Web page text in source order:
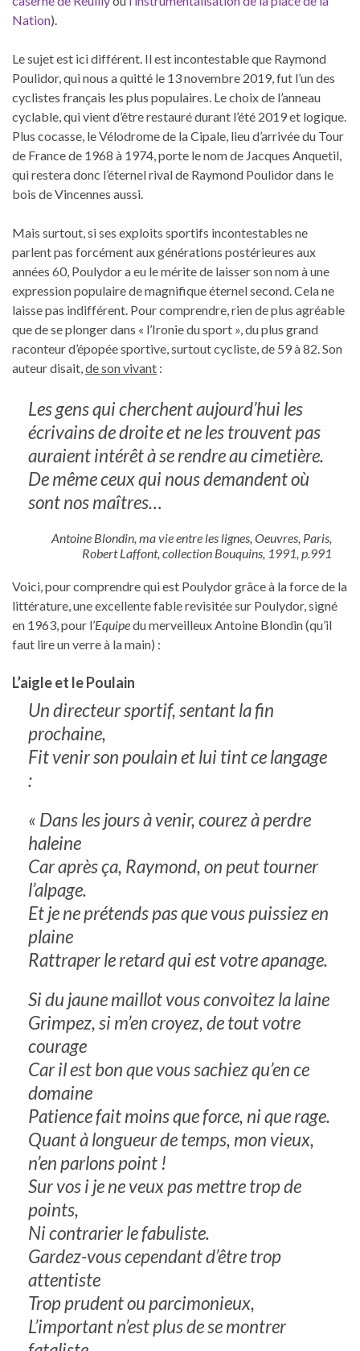
Nation).
Le sujet est ici différent. Il est incontestable que Raymond
Poulidor, qui nous a quitté le 13 novembre 2019, fut l’un des
cyclistes français les plus populaires. Le choix de l’anneau
cyclable, qui vient d’être restauré durant l’été 2019 et logique.
Plus cocasse, le Vélodrome de la Cipale, lieu d’arrivée du Tour
de France de 1968 à 1974, porte le nom de Jacques Anquetil,
qui restera donc l’éternel rival de Raymond Poulidor dans le
bois de Vincennes aussi.
Mais surtout, si ses exploits sportifs incontestables ne
parlent pas forcément aux générations postérieures aux
années 60, Poulydor a eu le mérite de laisser son nom à une
expression populaire de magnifique éternel second. Cela ne
laisse pas indifférent. Pour comprendre, rien de plus agréable
que de se plonger dans « l’Ironie du sport », du plus grand
raconteur d’épopée sportive, surtout cycliste, de 59 à 82. Son
auteur disait, de son vivant :
Les gens qui cherchent aujourd’hui les
écrivains de droite et ne les trouvent pas
auraient intérêt à se rendre au cimetière.
De même ceux qui nous demandent où
sont nos maîtres…
Antoine Blondin, ma vie entre les lignes, Oeuvres, Paris,
Robert Laffont, collection Bouquins, 1991, p.991
Voici, pour comprendre qui est Poulydor grâce à la force de la
littérature, une excellente fable revisitée sur Poulydor, signé
en 1963, pour l’Equipedu merveilleux Antoine Blondin (qu’il
faut lire un verre à la main) :
L’aigle et le Poulain
Un directeur sportif, sentant la fin
prochaine,
Fit venir son poulain et lui tint ce langage
:
« Dans les jours à venir, courez à perdre
haleine
Car après ça, Raymond, on peut tourner
l’alpage.
Et je ne prétends pas que vous puissiez en
plaine
Rattraper le retard qui est votre apanage.
Si du jaune maillot vous convoitez la laine
Grimpez, si m’en croyez, de tout votre
courage
Car il est bon que vous sachiez qu’en ce
domaine
Patience fait moins que force, ni que rage.
Quant à longueur de temps, mon vieux,
n’en parlons point !
Sur vos i je ne veux pas mettre trop de
points,
Ni contrarier le fabuliste.
Gardez-vous cependant d’être trop
attentiste
Trop prudent ou parcimonieux,
L’important n’est plus de se montrer